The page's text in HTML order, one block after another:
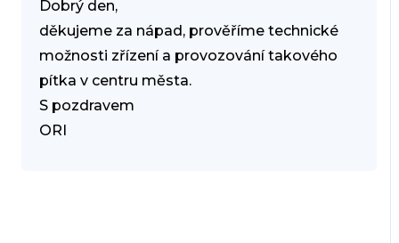
Dobrý den,
děkujeme za nápad, prověříme technické
možnosti zřízení a provozování takového
pítka v centru města.
S pozdravem
ORI